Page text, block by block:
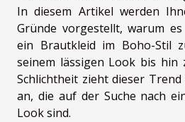
In diesem Artikel werden
Gründe vorgestellt, warum
ein Brautkleid im Boho-Stil
seinem lässigen Look bis hin
Schlichtheit zieht dieser
an, die auf der Suche nach
Look sind.